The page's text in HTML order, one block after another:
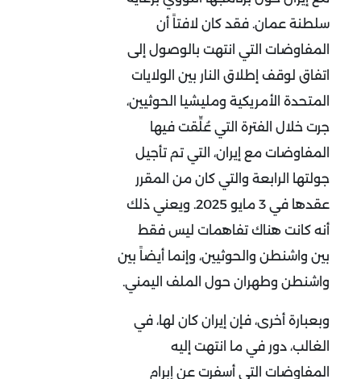
سلطنة عمان. فقد كان لافتاً أن
المفاوضات التي انتهت بالوصول إلى
اتفاق لوقف إطلاق النار بين الولايات
المتحدة الأمريكية ومليشيا الحوثيين،
جرت خلال الفترة التي عُلِّقت فيها
المفاوضات مع إيران، التي تم تأجيل
جولتها الرابعة والتي كان من المقرر
عقدها في 3 مايو 2025. ويعني ذلك
أنه كانت هناك تفاهمات ليس فقط
بين واشنطن والحوثيين، وإنما أيضاً بين
واشنطن وطهران حول الملف اليمني.
وبعبارة أخرى، فإن إيران كان لها، في
الغالب، دور في ما انتهت إليه
المفاوضات التي أسفرت عن إبرام